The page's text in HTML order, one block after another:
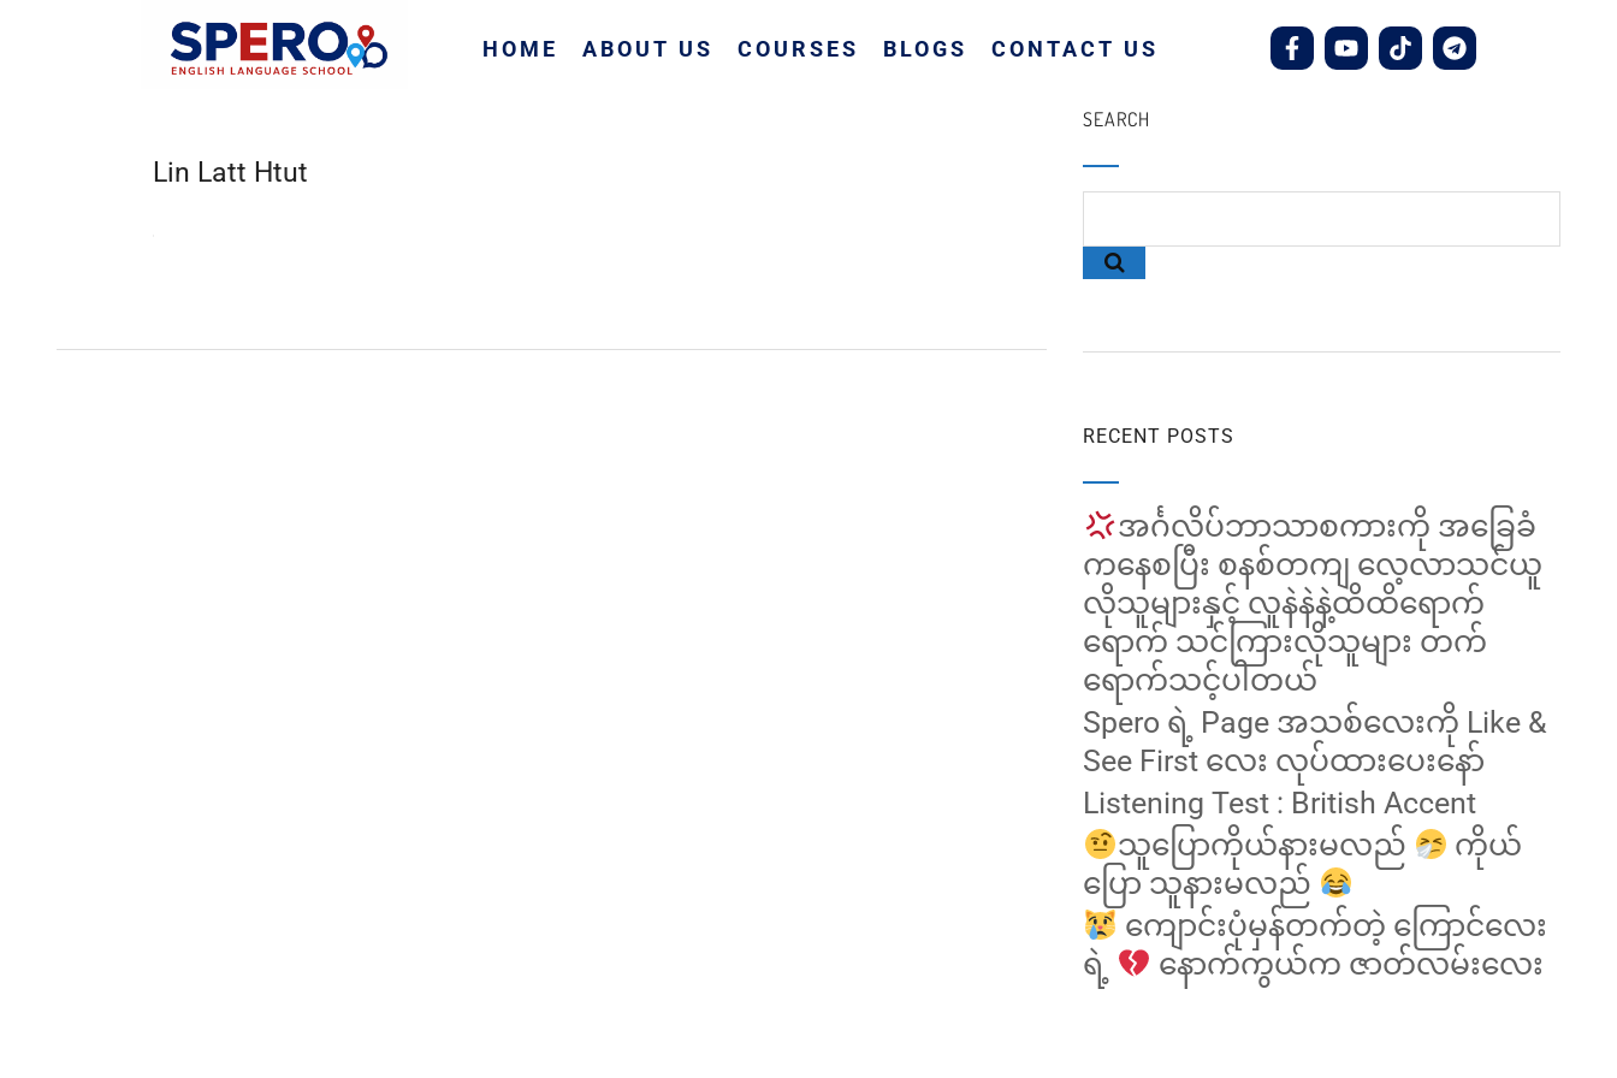
HOME ABOUT US COURSES BLOGS CONTACT US
Lin Latt Htut
SEARCH
RECENT POSTS
အင်္ဂလိပ်ဘာသာစကားကို အခြေခံ
ကနေစပြီး စနစ်တကျ လေ့လာသင်ယူ
လိုသူများနှင့် လူနဲနဲနဲ့ထိထိရောက်
ရောက် သင်ကြားလိုသူများ တက်
ရောက်သင့်ပါတယ်
Spero ရဲ့ Page အသစ်လေးကို Like &
See First လေး လုပ်ထားပေးနော်
Listening Test : British Accent
သူပြောကိုယ်နားမလည်
ကိုယ်
ပြော သူနားမလည်
ကျောင်းပုံမှန်တက်တဲ့ ကြောင်လေး
ရဲ့
နောက်ကွယ်က ဇာတ်လမ်းလေး